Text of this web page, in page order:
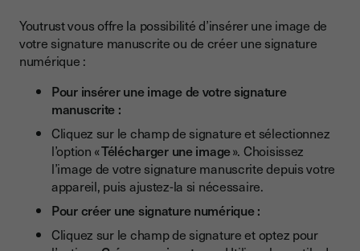
Youtrust vous offre la possibilité d’insérer une image de
votre signature manuscrite ou de créer une signature
numérique :
Pour insérer une image de votre signature
manuscrite :
Cliquez sur le champ de signature et sélectionnez
l’option «Télécharger une image». Choisissez
l’image de votre signature manuscrite depuis votre
appareil, puis ajustez-la si nécessaire.
Pour créer une signature numérique :
Cliquez sur le champ de signature et optez pour